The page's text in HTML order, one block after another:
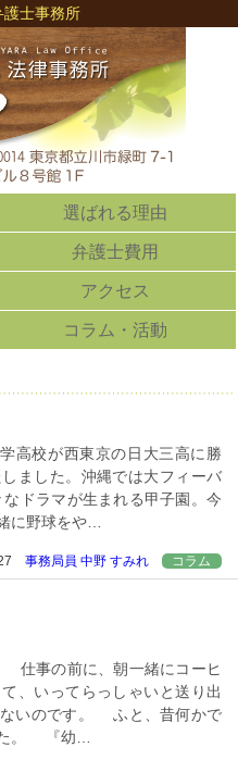
護士事務所
選ばれる理由
弁護士費用
アクセス
コラム・活動
高校が西東京の日大三高に勝
ました。沖縄では大フィーバ
ドラマが生まれる甲子園。今
に野球をや…
事務局員 中野 すみれ コラム
仕事の前に、朝一緒にコーヒ
、いってらっしゃいと送り出
ないのです。 ふと、昔何かで
た。 『幼…